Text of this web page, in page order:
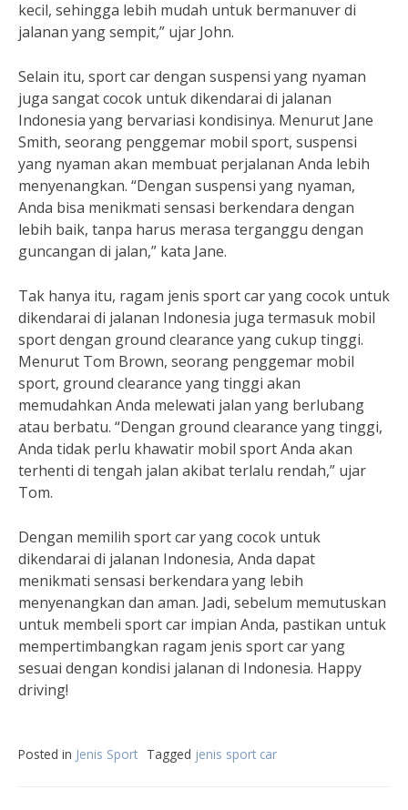
kecil, sehingga lebih mudah untuk bermanuver di
jalanan yang sempit,” ujar John.
Selain itu, sport car dengan suspensi yang nyaman
juga sangat cocok untuk dikendarai di jalanan
Indonesia yang bervariasi kondisinya. Menurut Jane
Smith, seorang penggemar mobil sport, suspensi
yang nyaman akan membuat perjalanan Anda lebih
menyenangkan. “Dengan suspensi yang nyaman,
Anda bisa menikmati sensasi berkendara dengan
lebih baik, tanpa harus merasa terganggu dengan
guncangan di jalan,” kata Jane.
Tak hanya itu, ragam jenis sport car yang cocok untuk
dikendarai di jalanan Indonesia juga termasuk mobil
sport dengan ground clearance yang cukup tinggi.
Menurut Tom Brown, seorang penggemar mobil
sport, ground clearance yang tinggi akan
memudahkan Anda melewati jalan yang berlubang
atau berbatu. “Dengan ground clearance yang tinggi,
Anda tidak perlu khawatir mobil sport Anda akan
terhenti di tengah jalan akibat terlalu rendah,” ujar
Tom.
Dengan memilih sport car yang cocok untuk
dikendarai di jalanan Indonesia, Anda dapat
menikmati sensasi berkendara yang lebih
menyenangkan dan aman. Jadi, sebelum memutuskan
untuk membeli sport car impian Anda, pastikan untuk
mempertimbangkan ragam jenis sport car yang
sesuai dengan kondisi jalanan di Indonesia. Happy
driving!
Posted in Jenis Sport Tagged jenis sport car